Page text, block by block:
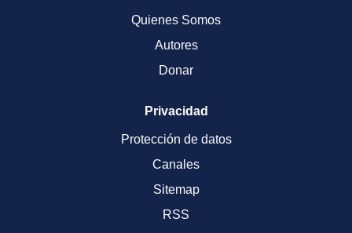
Quienes Somos
Autores
Donar
Privacidad
Protección de datos
Canales
Sitemap
RSS